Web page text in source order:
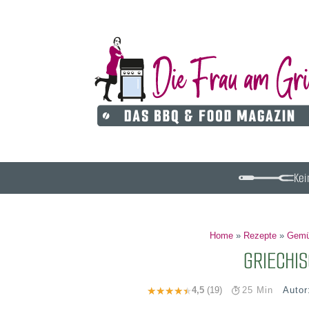
Home » Rezepte »
4,5 (19) 25 Min